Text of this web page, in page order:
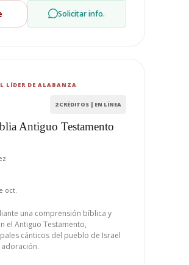
Solicitar info.
LÍDER DE ALABANZA
2 CRÉDITOS | EN LÍNEA
Antiguo Testamento
oct.
una comprensión bíblica y
el Antiguo Testamento,
cánticos del pueblo de Israel